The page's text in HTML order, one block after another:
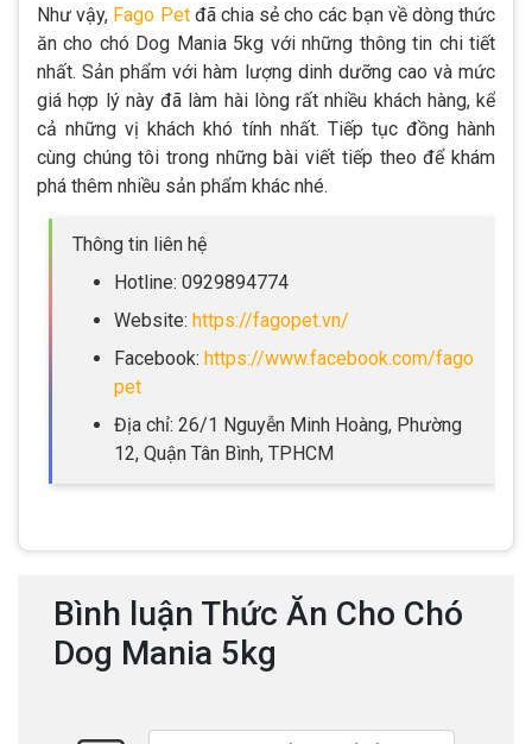
Như vậy, Fago Petđã chia sẻ cho các bạn về dòng thức
ăn cho chó Dog Mania 5kg với những thông tin chi tiết
nhất. Sản phẩm với hàm lượng dinh dưỡng cao và mức
giá hợp lý này đã làm hài lòng rất nhiều khách hàng, kể
cả những vị khách khó tính nhất. Tiếp tục đồng hành
cùng chúng tôi trong những bài viết tiếp theo để khám
phá thêm nhiều sản phẩm khác nhé.
Thông tin liên hệ
Hotline: 0929894774
Website: https://fagopet.vn/
Facebook: https://www.facebook.com/fago
pet
Địa chỉ: 26/1 Nguyễn Minh Hoàng, Phường
12, Quận Tân Bình, TPHCM
Bình luận Thức Ăn Cho Chó
Dog Mania 5kg